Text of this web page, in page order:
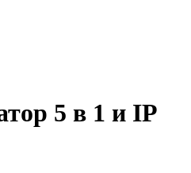
5 в 1 и IP